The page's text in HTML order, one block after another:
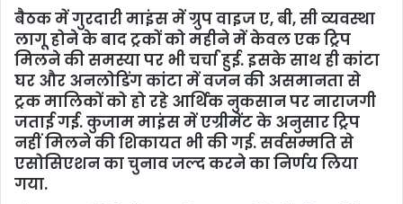
बैठक में गुरदारी माइंस में ग्रुप वाइज ए, बी, सी व्यवस्था
लागू होने के बाद ट्रकों को महीने में केवल एक ट्रिप
मिलने की समस्या पर भी चर्चा हुई. इसके साथ ही कांटा
घर और अनलोडिंग कांटा में वजन की असमानता से
ट्रक मालिकों को हो रहे आर्थिक नुकसान पर नाराजगी
जताई गई. कुजाम माइंस में एग्रीमेंट के अनुसार ट्रिप
नहीं मिलने की शिकायत भी की गई. सर्वसम्मति से
एसोसिएशन का चुनाव जल्द करने का निर्णय लिया
गया.